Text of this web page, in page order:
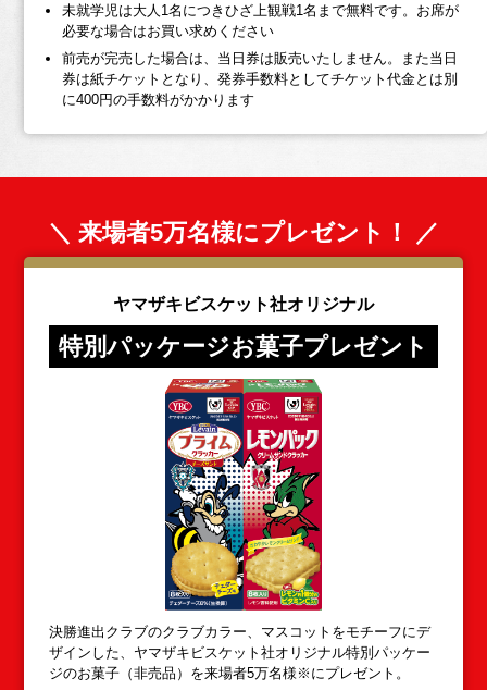
未就学児は大人1名につきひざ上観戦1名まで無料です。お席が
必要な場合はお買い求めください
前売が完売した場合は、当日券は販売いたしません。また当日
券は紙チケットとなり、発券手数料としてチケット代金とは別
に400円の手数料がかかります
＼ 来場者5万名様にプレゼント！ ／
ヤマザキビスケット社オリジナル
特別パッケージお菓子プレゼント
決勝進出クラブのクラブカラー、マスコットをモチーフにデ
ザインした、ヤマザキビスケット社オリジナル特別パッケー
ジのお菓子（非売品）を来場者5万名様※にプレゼント。